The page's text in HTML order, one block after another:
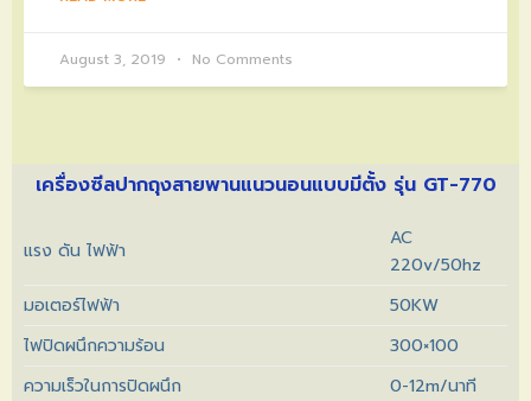
August 3, 2019 No Comments
เครื่องซีลปากถุงสายพานแนวนอนแบบมีตั้ง รุ่น GT-770
แรง ดัน ไฟฟ้า
AC
220v/50hz
มอเตอร์ไฟฟ้า
50KW
ไฟปิดผนึกความร้อน
300×100
ความเร็วในการปิดผนึก
0-12m/นาที